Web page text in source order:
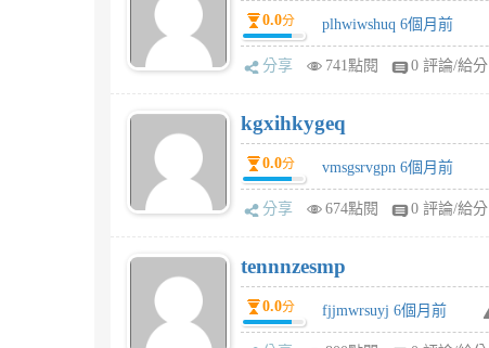
0.0分 plhwiwshuq 6個月前
分享 741點閱 0 評論/給分
kgxihkygeq
0.0分 vmsgsrvgpn 6個月前
分享 674點閱 0 評論/給分
tennnzesmp
0.0分 fjjmwrsuyj 6個月前